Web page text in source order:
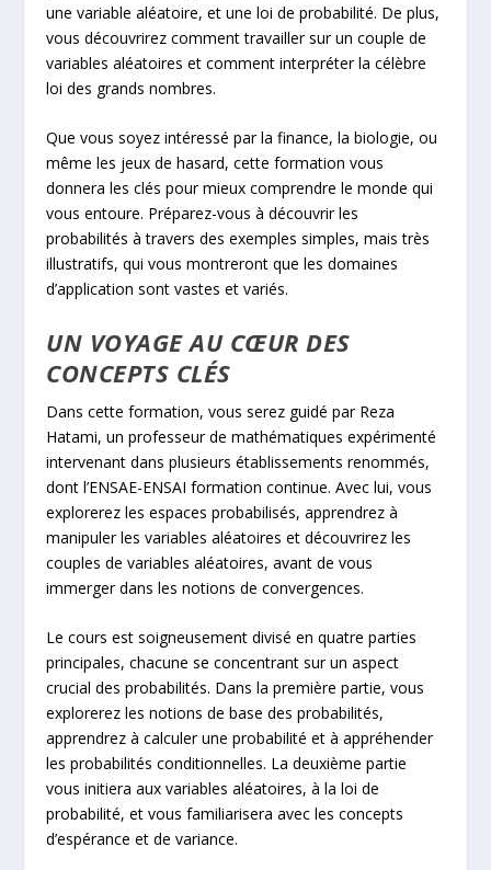
une variable aléatoire, et une loi de probabilité. De plus,
vous découvrirez comment travailler sur un couple de
variables aléatoires et comment interpréter la célèbre
loi des grands nombres.
Que vous soyez intéressé par la finance, la biologie, ou
même les jeux de hasard, cette formation vous
donnera les clés pour mieux comprendre le monde qui
vous entoure. Préparez-vous à découvrir les
probabilités à travers des exemples simples, mais très
illustratifs, qui vous montreront que les domaines
d’application sont vastes et variés.
UN VOYAGE AU CŒUR DES
CONCEPTS CLÉS
Dans cette formation, vous serez guidé par Reza
Hatami, un professeur de mathématiques expérimenté
intervenant dans plusieurs établissements renommés,
dont l’ENSAE-ENSAI formation continue. Avec lui, vous
explorerez les espaces probabilisés, apprendrez à
manipuler les variables aléatoires et découvrirez les
couples de variables aléatoires, avant de vous
immerger dans les notions de convergences.
Le cours est soigneusement divisé en quatre parties
principales, chacune se concentrant sur un aspect
crucial des probabilités. Dans la première partie, vous
explorerez les notions de base des probabilités,
apprendrez à calculer une probabilité et à appréhender
les probabilités conditionnelles. La deuxième partie
vous initiera aux variables aléatoires, à la loi de
probabilité, et vous familiarisera avec les concepts
d’espérance et de variance.